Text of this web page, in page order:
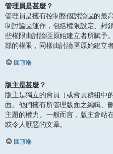
管理員是甚麼？
管理員是擁有控制整個討論區的最
制討論區運作，包括權限設定、封
些權限由討論區原始建立者所賦予
部的權限，同樣由討論區原始建立者
回頂端
版主是甚麼？
版主是獨立的會員（或會員群組中
面。他們擁有所管理版面之編輯、
主題的權力。一般而言，版主會站
或令人厭惡的文章。
回頂端